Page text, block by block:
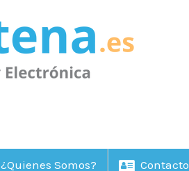
¿Quienes Somos? Contacto